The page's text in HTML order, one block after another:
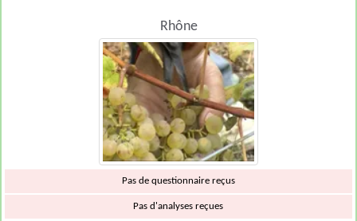
Rhône
Pas de questionnaire reçus
Pas d'analyses reçues